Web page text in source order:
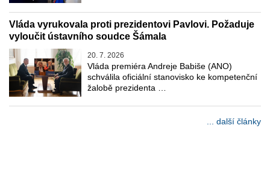
Vláda vyrukovala proti prezidentovi Pavlovi. Požaduje
vyloučit ústavního soudce Šámala
20. 7. 2026
Vláda premiéra Andreje Babiše (ANO)
schválila oficiální stanovisko ke kompetenční
žalobě prezidenta …
... další články